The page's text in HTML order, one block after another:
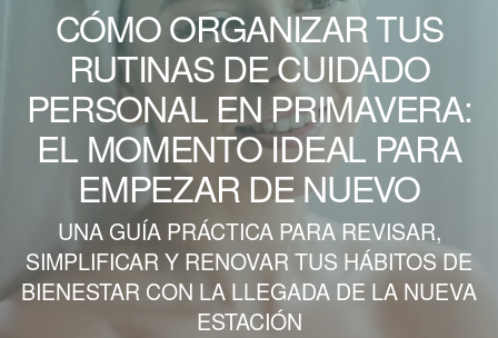
CÓMO ORGANIZAR TUS
RUTINAS DE CUIDADO
PERSONAL EN PRIMAVERA:
EL MOMENTO IDEAL PARA
EMPEZAR DE NUEVO
UNA GUÍA PRÁCTICA PARA REVISAR,
SIMPLIFICAR Y RENOVAR TUS HÁBITOS DE
BIENESTAR CON LA LLEGADA DE LA NUEVA
ESTACIÓN